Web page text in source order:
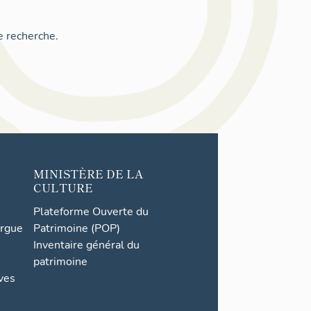
MINISTÈRE DE LA
CULTURE
Plateforme Ouverte du
Patrimoine (POP)
Inventaire général du
patrimoine